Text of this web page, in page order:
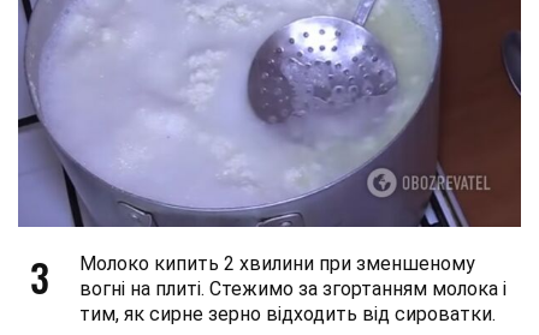
3
Молоко кипить 2 хвилини при зменшеному
вогні на плиті. Стежимо за згортанням молока і
тим, як сирне зерно відходить від сироватки.